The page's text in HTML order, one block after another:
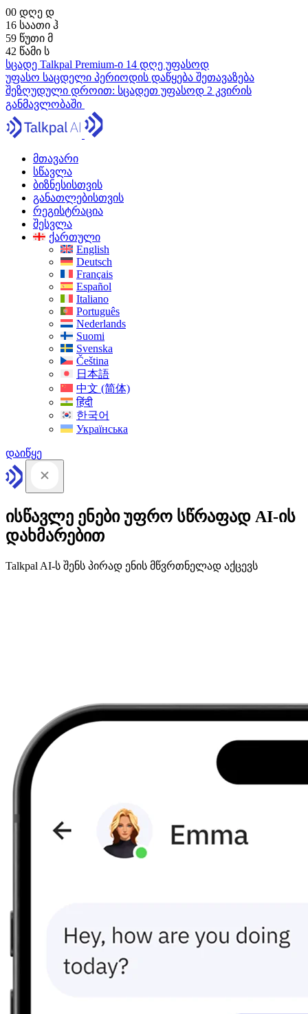
00 დღე დ
16 საათი ჰ
59 წუთი მ
41 წამი ს
სცადე Talkpal Premium-ი 14 დღე უფასოდ
უფასო საცდელი პერიოდის დაწყება შეთავაზება
შეზღუდული დროით: სცადეთ უფასოდ 2 კვირის
განმავლობაში
მთავარი
სწავლა
ბიზნესისთვის
განათლებისთვის
რეგისტრაცია
შესვლა
ქართული
English
Deutsch
Français
Español
Italiano
Português
Nederlands
Suomi
Svenska
Čeština
日本語
中文 (简体)
हिंदी
한국어
Українська
დაიწყე
ისწავლე ენები უფრო სწრაფად AI-ის
დახმარებით
Talkpal AI-ს შენს პირად ენის მწვრთნელად აქცევს